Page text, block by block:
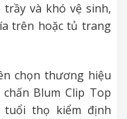
và khó vệ sinh,
trên hoặc tủ trang
chọn thương hiệu
Blum Clip Top
tuổi thọ kiểm định